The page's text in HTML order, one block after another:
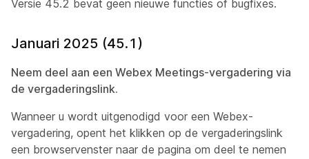
Versie 45.2 bevat geen nieuwe functies of bugfixes.
Januari 2025 (45.1)
Neem deel aan een Webex Meetings-vergadering via
de vergaderingslink.
Wanneer u wordt uitgenodigd voor een Webex-
vergadering, opent het klikken op de vergaderingslink
een browservenster naar de pagina om deel te nemen